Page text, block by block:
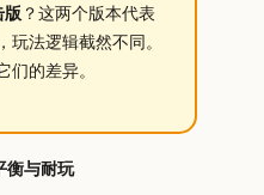
版 ？这两个版本代表
玩法逻辑截然不同。
们的差异。
衡与耐玩